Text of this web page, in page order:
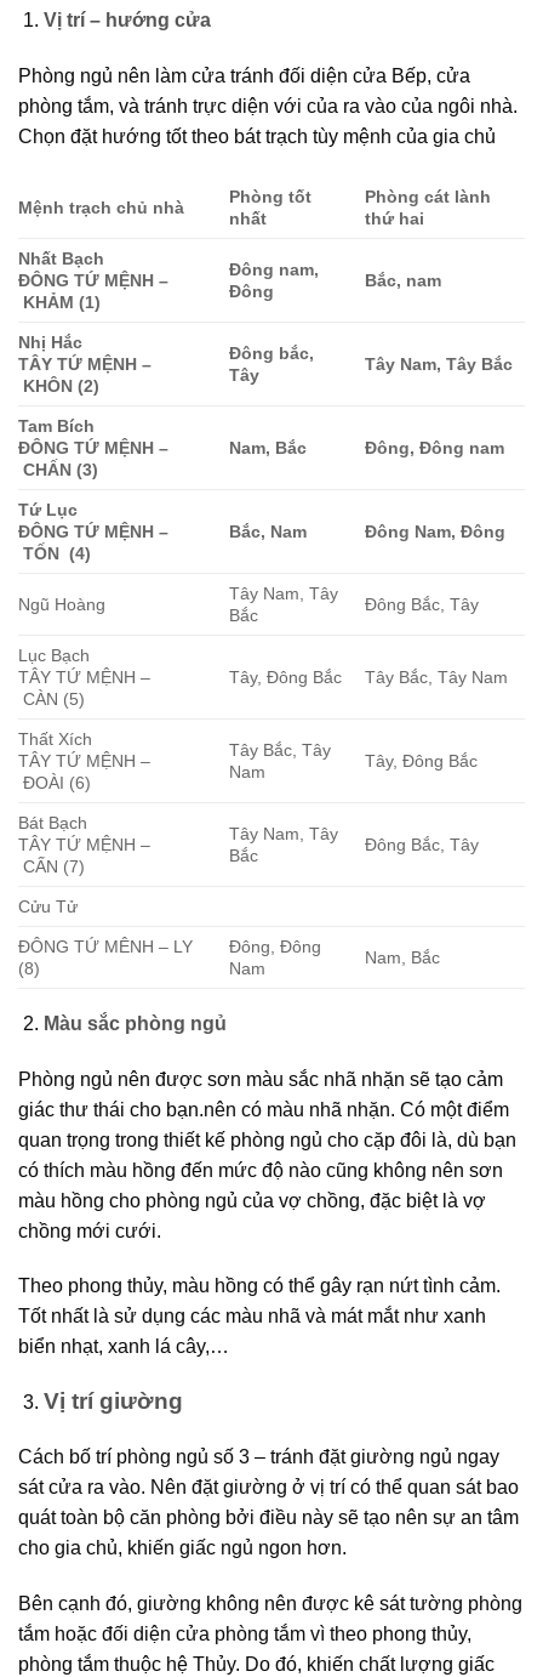
Vị trí – hướng cửa
Phòng ngủ nên làm cửa tránh đối diện cửa Bếp, cửa
phòng tắm, và tránh trực diện với của ra vào của ngôi nhà.
Chọn đặt hướng tốt theo bát trạch tùy mệnh của gia chủ
Mệnh trạch chủ nhà
Phòng tốt
nhất
Phòng cát lành
thứ hai
Nhất Bạch
ĐÔNG TỨ MỆNH –
KHẢM (1)
Đông nam,
Đông
Bắc, nam
Nhị Hắc
TÂY TỨ MỆNH –
KHÔN (2)
Đông bắc,
Tây
Tây Nam, Tây Bắc
Tam Bích
ĐÔNG TỨ MỆNH –
CHẤN (3)
Nam, Bắc Đông, Đông nam
Tứ Lục
ĐÔNG TỨ MỆNH –
TỐN (4)
Bắc, Nam Đông Nam, Đông
Ngũ Hoàng
Tây Nam, Tây
Bắc
Đông Bắc, Tây
Lục Bạch
TÂY TỨ MỆNH –
CÀN (5)
Tây, Đông Bắc Tây Bắc, Tây Nam
Thất Xích
TÂY TỨ MỆNH –
ĐOÀI (6)
Tây Bắc, Tây
Nam
Tây, Đông Bắc
Bát Bạch
TÂY TỨ MỆNH –
CẤN (7)
Tây Nam, Tây
Bắc
Đông Bắc, Tây
Cửu Tử
ĐÔNG TỨ MÊNH – LY
(8)
Đông, Đông
Nam
Nam, Bắc
Màu sắc phòng ngủ
Phòng ngủ nên được sơn màu sắc nhã nhặn sẽ tạo cảm
giác thư thái cho bạn.nên có màu nhã nhặn. Có một điểm
quan trọng trong thiết kế phòng ngủ cho cặp đôi là, dù bạn
có thích màu hồng đến mức độ nào cũng không nên sơn
màu hồng cho phòng ngủ của vợ chồng, đặc biệt là vợ
chồng mới cưới.
Theo phong thủy, màu hồng có thể gây rạn nứt tình cảm.
Tốt nhất là sử dụng các màu nhã và mát mắt như xanh
biển nhạt, xanh lá cây,…
Vị trí giường
Cách bố trí phòng ngủ số 3 – tránh đặt giường ngủ ngay
sát cửa ra vào. Nên đặt giường ở vị trí có thể quan sát bao
quát toàn bộ căn phòng bởi điều này sẽ tạo nên sự an tâm
cho gia chủ, khiến giấc ngủ ngon hơn.
Bên cạnh đó, giường không nên được kê sát tường phòng
tắm hoặc đối diện cửa phòng tắm vì theo phong thủy,
phòng tắm thuộc hệ Thủy. Do đó, khiến chất lượng giấc